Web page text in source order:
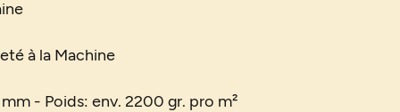
à la Machine
- Poids: env. 2200 gr. pro m²